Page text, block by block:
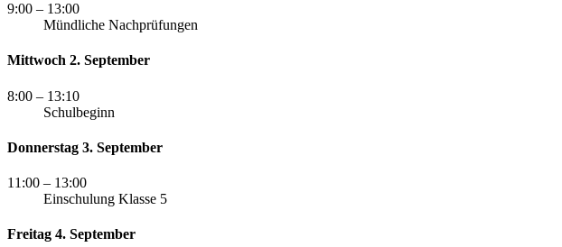
9:00 – 13:00
Mündliche Nachprüfungen
Mittwoch 2. September
8:00 – 13:10
Schulbeginn
Donnerstag 3. September
11:00 – 13:00
Einschulung Klasse 5
Freitag 4. September